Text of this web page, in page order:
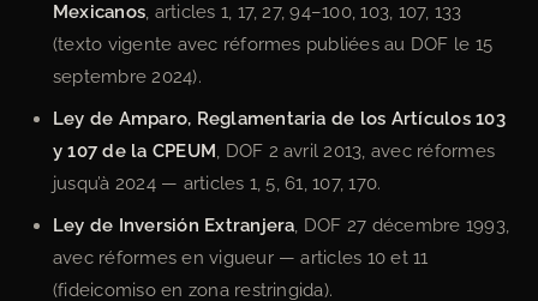
Mexicanos , articles 1, 17, 27, 94–100, 103, 107, 133
(texto vigente avec réformes publiées au DOF le 15
septembre 2024).
Ley de Amparo, Reglamentaria de los Artículos 103
y 107 de la CPEUM , DOF 2 avril 2013, avec réformes
jusqu’à 2024 — articles 1, 5, 61, 107, 170.
Ley de Inversión Extranjera , DOF 27 décembre 1993,
avec réformes en vigueur — articles 10 et 11
(fideicomiso en zona restringida).